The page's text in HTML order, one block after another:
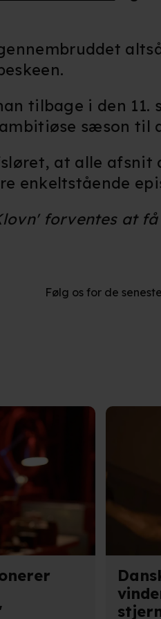
egne cookies og cookies fra
generere statistik, huske
cookies, behandler vi
om vores brug af cookies og
tilbage i den
sæson til
at alle afsnit
enkeltstående
forventes at få
Følg os for de